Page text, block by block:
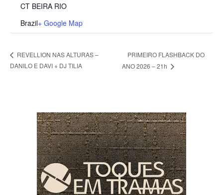
CT BEIRA RIO
Brazil+ Google Map
REVELLION NAS ALTURAS –
DANILO E DAVI + DJ TILIA
PRIMEIRO FLASHBACK DO
ANO 2026 – 21h